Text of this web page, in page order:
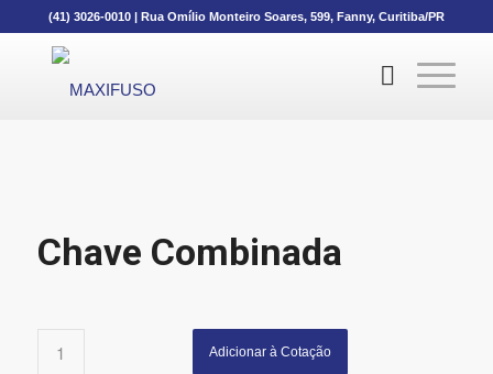
(41) 3026-0010| Rua Omílio Monteiro Soares, 599, Fanny, Curitiba/PR
Chave Combinada
Adicionar à Cotação